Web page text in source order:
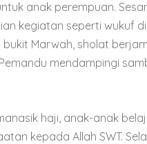
anak perempuan.
kegiatan seperti wukuf
bukit Marwah, sholat
mendampingi
haji, anak-anak
kepada Allah SWT.